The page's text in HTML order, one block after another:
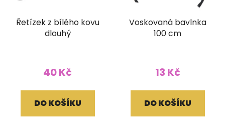
Řetízek z bílého kovu
dlouhý
40 Kč
DO KOŠÍKU
Voskovaná bavlnka
100 cm
13 Kč
DO KOŠÍKU